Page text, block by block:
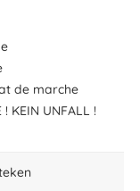
de marche
! KEIN UNFALL !